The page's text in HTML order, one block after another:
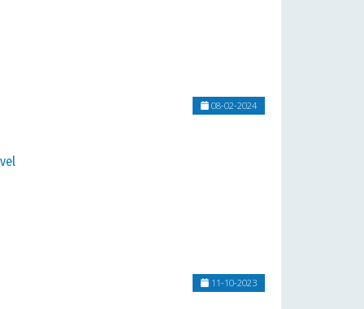
08-02-2024
11-10-2023